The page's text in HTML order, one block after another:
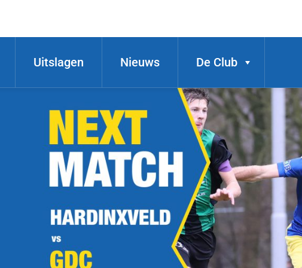
Uitslagen Nieuws De Club